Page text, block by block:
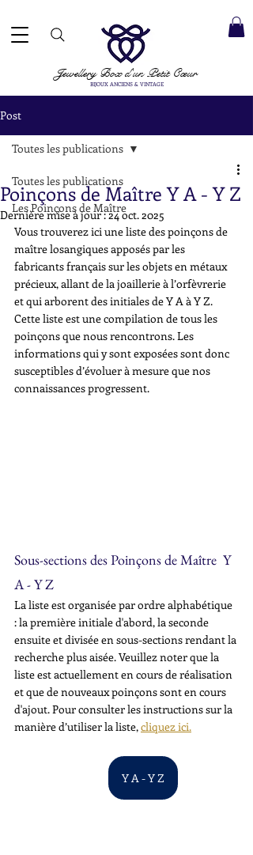
Jewellery Boxd'un Petit Cœur
BIJOUX ANCIENS & VINTAGE
Post
Toutes les publications
Les Poinçons de Maître
Toutes les publications
Poinçons de Maître Y A - Y Z
Dernière mise à jour :24 oct. 2025
Vous trouverez ici une liste des poinçons de
maître losangiques apposés par les
fabricants français sur les objets en métaux
précieux, allant de la joaillerie à l’orfèvrerie
et qui arborent des initiales de Y A à Y Z.
Cette liste est une compilation de tous les
poinçons que nous rencontrons. Les
informations qui y sont exposées sont donc
susceptibles d’évoluer à mesure que nos
connaissances progressent.
Sous-sections des Poinçons de Maître  Y
A - Y Z
La liste est organisée par ordre alphabétique
: la première initiale d'abord, la seconde
ensuite et divisée en sous-sections rendant la
recherche plus aisée. Veuillez noter que la
liste est actuellement en cours de réalisation
et que de nouveaux poinçons sont en cours
d'ajout. Pour consulter les instructions sur la
manière d’utiliser la liste, cliquez ici.
Y A - Y Z